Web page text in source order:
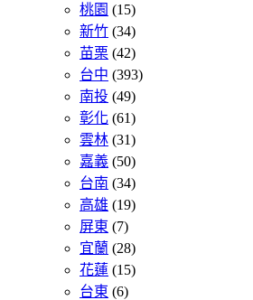
桃園 (15)
新竹 (34)
苗栗 (42)
台中 (393)
南投 (49)
彰化 (61)
雲林 (31)
嘉義 (50)
台南 (34)
高雄 (19)
屏東 (7)
宜蘭 (28)
花蓮 (15)
台東 (6)